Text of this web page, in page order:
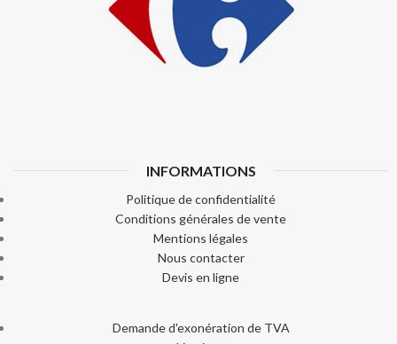
INFORMATIONS
Politique de confidentialité
Conditions générales de vente
Mentions légales
Nous contacter
Devis en ligne
Demande d'exonération de TVA